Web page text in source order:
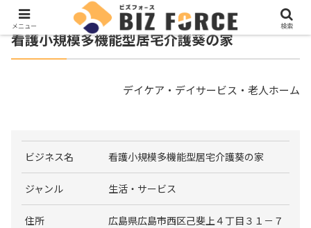
看護小規模多機能型居宅介護葵の家
デイケア・デイサービス・老人ホーム
ビジネス名 看護小規模多機能型居宅介護葵の家
ジャンル 生活・サービス
住所 広島県広島市西区己斐上４丁目３１－７
メニュー 検索